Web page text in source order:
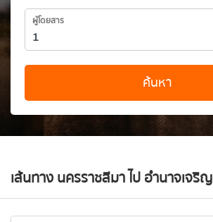
ผู้โดยสาร
ค้นหา
เส้นทาง นครราชสีมา ไป อำนาจเจริญ